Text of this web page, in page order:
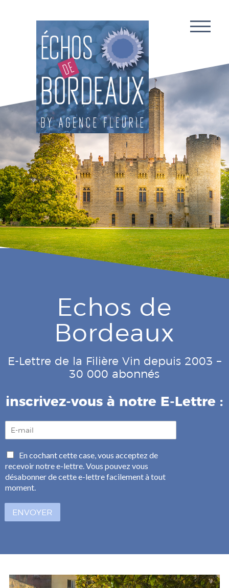
Echos de
Bordeaux
E-Lettre de la Filière Vin depuis 2003 –
30 000 abonnés
inscrivez-vous à notre E-Lettre :
a
i
l
*
C
a
s
e
à
e
En cochant cette case, vous acceptez de
recevoir notre e-lettre. Vous pouvez vous
désabonner de cette e-lettre facilement à tout
moment.
ENVOYER